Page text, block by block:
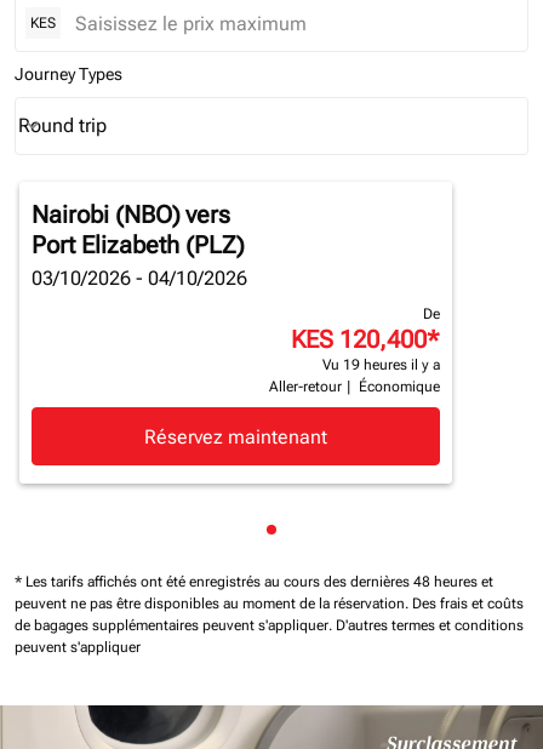
KES
Journey Types
Journey Types option Round trip Selected
Round trip
keyboard_arrow_down
Nairobi (NBO)vers
Port Elizabeth (PLZ)
03/10/2026 - 04/10/2026
De
KES 120,400*
Vu 19 heures il y a
Aller-retour
Économique
Réservez maintenant
Affichage de cmp-
* Les tarifs affichés ont été enregistrés au cours des dernières 48 heures et
peuvent ne pas être disponibles au moment de la réservation. Des frais et coûts
de bagages supplémentaires peuvent s'appliquer. D'autres termes et conditions
peuvent s'appliquer